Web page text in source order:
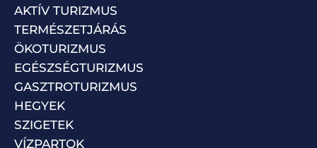
AKTÍV TURIZMUS
TERMÉSZETJÁRÁS
ÖKOTURIZMUS
EGÉSZSÉGTURIZMUS
GASZTROTURIZMUS
HEGYEK
SZIGETEK
VÍZPARTOK